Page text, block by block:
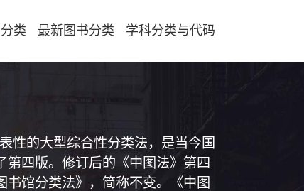
类 最新图书分类 学科分类与代码
性的大型综合性分类法，是当今国
四版。修订后的《中图法》第四
书馆分类法》，简称不变。《中图